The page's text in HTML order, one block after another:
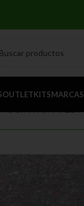
OUTLETKITSMARCAS